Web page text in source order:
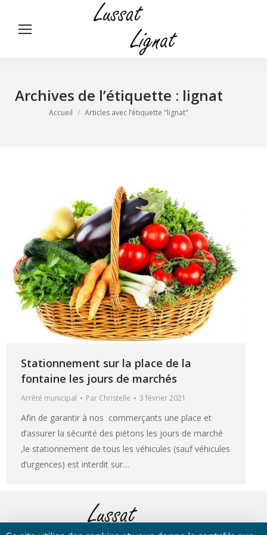
Archives de l’étiquette : lignat
Vous êtes ici :
Accueil Articles avec l’étiquette "lignat"
Stationnement sur la place de la
fontaine les jours de marchés
Arrêté municipal Par Christelle 3 février 2021
Afin de garantir à nos commerçants une place et
d’assurer la sécurité des piétons les jours de marché
,le stationnement de tous les véhicules (sauf véhicules
d’urgences) est interdit sur…
Panneau de gestion des cookies